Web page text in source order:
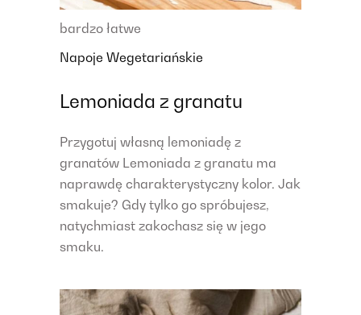
bardzo łatwe
Napoje Wegetariańskie
Lemoniada z granatu
Przygotuj własną lemoniadę z
granatów Lemoniada z granatu ma
naprawdę charakterystyczny kolor. Jak
smakuje? Gdy tylko go spróbujesz,
natychmiast zakochasz się w jego
smaku.